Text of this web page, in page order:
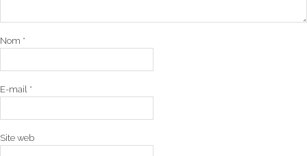
Nom *
E-mail *
Site web